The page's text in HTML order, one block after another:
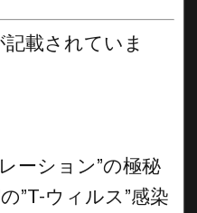
記載されていま
ーション”の極秘
”T-ウィルス”感染